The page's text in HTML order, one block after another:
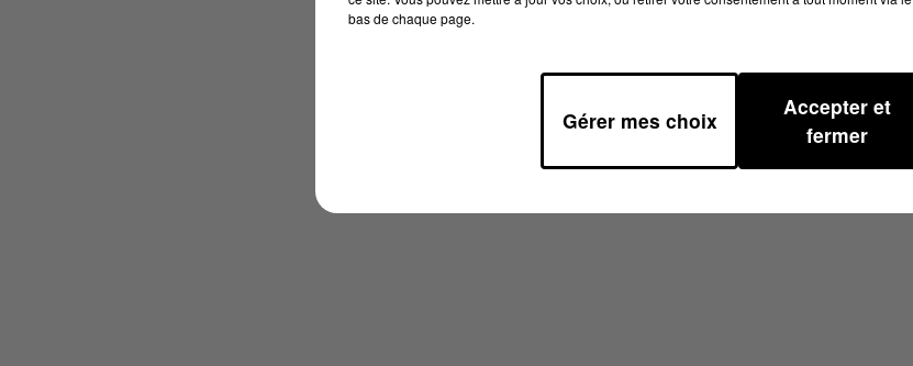
bas de chaque page.
Gérer mes choix
Accepter et
fermer